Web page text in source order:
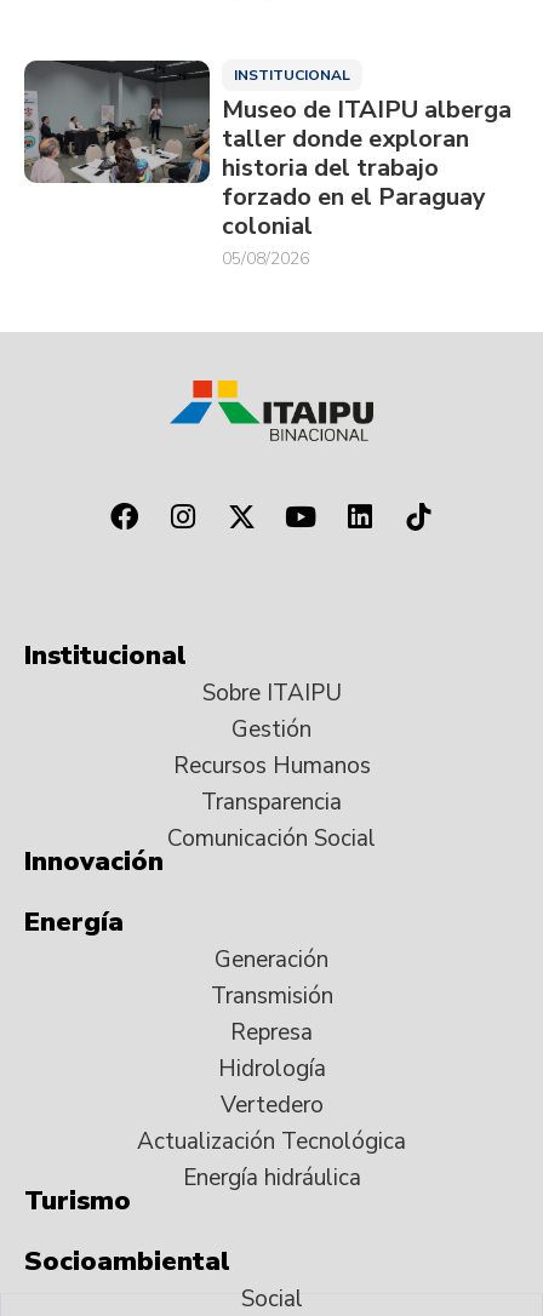
INSTITUCIONAL
Museo de ITAIPU alberga
taller donde exploran
historia del trabajo
forzado en el Paraguay
colonial
05/08/2026
Institucional
Sobre ITAIPU
Gestión
Recursos Humanos
Transparencia
Comunicación Social
Innovación
Energía
Generación
Transmisión
Represa
Hidrología
Vertedero
Actualización Tecnológica
Energía hidráulica
Turismo
Socioambiental
Social